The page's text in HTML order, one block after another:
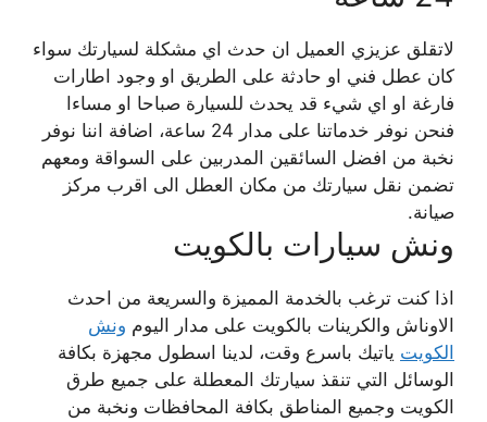
لاتقلق عزيزي العميل ان حدث اي مشكلة لسيارتك سواء
كان عطل فني او حادثة على الطريق او وجود اطارات
فارغة او اي شيء قد يحدث للسيارة صباحا او مساءا
فنحن نوفر خدماتنا على مدار 24 ساعة، اضافة اننا نوفر
نخبة من افضل السائقين المدربين على السواقة ومعهم
تضمن نقل سيارتك من مكان العطل الى اقرب مركز
صيانة.
ونش سيارات بالكويت
اذا كنت ترغب بالخدمة المميزة والسريعة من احدث
الاوناش والكرينات بالكويت على مدار اليوم ونش
الكويت ياتيك باسرع وقت، لدينا اسطول مجهزة بكافة
الوسائل التي تنقذ سيارتك المعطلة على جميع طرق
الكويت وجميع المناطق بكافة المحافظات ونخبة من